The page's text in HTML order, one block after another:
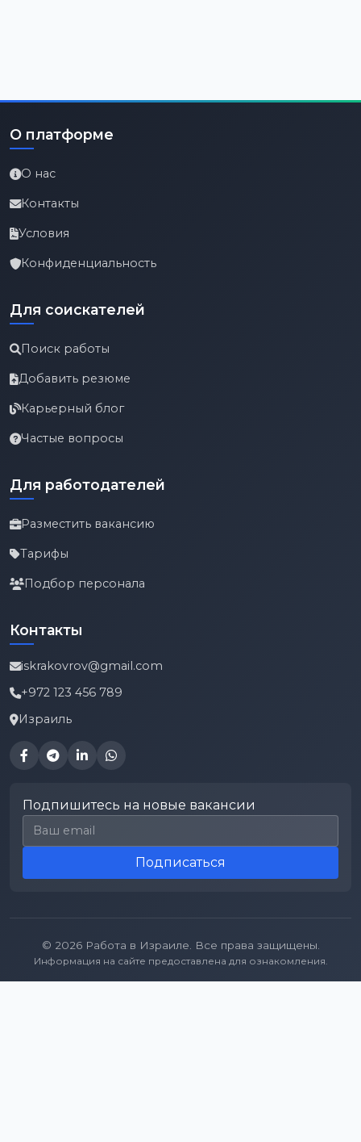
О платформе
О нас
Контакты
Условия
Конфиденциальность
Для соискателей
Поиск работы
Добавить резюме
Карьерный блог
Частые вопросы
Для работодателей
Разместить вакансию
Тарифы
Подбор персонала
Контакты
iskrakovrov@gmail.com
+972 123 456 789
Израиль
Подпишитесь на новые вакансии
Email для подписки
Подписаться
© 2026 Работа в Израиле. Все права защищены.
Информация на сайте предоставлена для ознакомления.